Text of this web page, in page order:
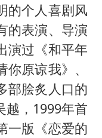
的个人喜剧风
的表演、导演
演过《和平年
原谅我》、
部脍炙人口的
越，1999年首
一版《恋爱的